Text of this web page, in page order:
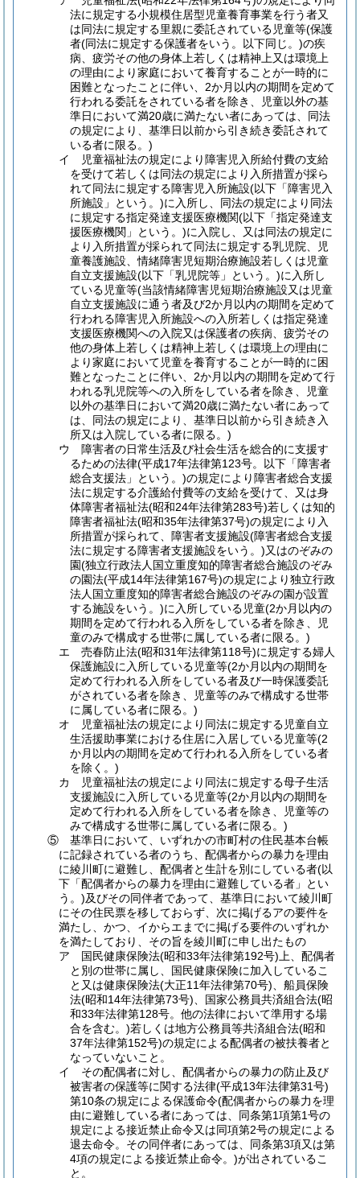
法に規定する小規模住居型児童養育事業を行う者又
は同法に規定する里親に委託されている児童等(保護
者(同法に規定する保護者をいう。以下同じ。)の疾
病、疲労その他の身体上若しくは精神上又は環境上
の理由により家庭において養育することが一時的に
困難となったことに伴い、2か月以内の期間を定めて
行われる委託をされている者を除き、児童以外の基
準日において満20歳に満たない者にあっては、同法
の規定により、基準日以前から引き続き委託されて
いる者に限る。)
イ 児童福祉法の規定により障害児入所給付費の支給
を受けて若しくは同法の規定により入所措置が採ら
れて同法に規定する障害児入所施設(以下「障害児入
所施設」という。)に入所し、同法の規定により同法
に規定する指定発達支援医療機関(以下「指定発達支
援医療機関」という。)に入院し、又は同法の規定に
より入所措置が採られて同法に規定する乳児院、児
童養護施設、情緒障害児短期治療施設若しくは児童
自立支援施設(以下「乳児院等」という。)に入所し
ている児童等(当該情緒障害児短期治療施設又は児童
自立支援施設に通う者及び2か月以内の期間を定めて
行われる障害児入所施設への入所若しくは指定発達
支援医療機関への入院又は保護者の疾病、疲労その
他の身体上若しくは精神上若しくは環境上の理由に
より家庭において児童を養育することが一時的に困
難となったことに伴い、2か月以内の期間を定めて行
われる乳児院等への入所をしている者を除き、児童
以外の基準日において満20歳に満たない者にあって
は、同法の規定により、基準日以前から引き続き入
所又は入院している者に限る。)
ウ 障害者の日常生活及び社会生活を総合的に支援す
るための法律(平成17年法律第123号。以下「障害者
総合支援法」という。)の規定により障害者総合支援
法に規定する介護給付費等の支給を受けて、又は身
体障害者福祉法(昭和24年法律第283号)若しくは知的
障害者福祉法(昭和35年法律第37号)の規定により入
所措置が採られて、障害者支援施設(障害者総合支援
法に規定する障害者支援施設をいう。)又はのぞみの
園(独立行政法人国立重度知的障害者総合施設のぞみ
の園法(平成14年法律第167号)の規定により独立行政
法人国立重度知的障害者総合施設のぞみの園が設置
する施設をいう。)に入所している児童(2か月以内の
期間を定めて行われる入所をしている者を除き、児
童のみで構成する世帯に属している者に限る。)
エ 売春防止法(昭和31年法律第118号)に規定する婦人
保護施設に入所している児童等(2か月以内の期間を
定めて行われる入所をしている者及び一時保護委託
がされている者を除き、児童等のみで構成する世帯
に属している者に限る。)
オ 児童福祉法の規定により同法に規定する児童自立
生活援助事業における住居に入居している児童等(2
か月以内の期間を定めて行われる入所をしている者
を除く。)
カ 児童福祉法の規定により同法に規定する母子生活
支援施設に入所している児童等(2か月以内の期間を
定めて行われる入所をしている者を除き、児童等の
みで構成する世帯に属している者に限る。)
⑤ 基準日において、いずれかの市町村の住民基本台帳
に記録されている者のうち、配偶者からの暴力を理由
に綾川町に避難し、配偶者と生計を別にしている者(以
下「配偶者からの暴力を理由に避難している者」とい
う。)及びその同伴者であって、基準日において綾川町
にその住民票を移しておらず、次に掲げるアの要件を
満たし、かつ、イからエまでに掲げる要件のいずれか
を満たしており、その旨を綾川町に申し出たもの
ア 国民健康保険法(昭和33年法律第192号)上、配偶者
と別の世帯に属し、国民健康保険に加入しているこ
と又は健康保険法(大正11年法律第70号)、船員保険
法(昭和14年法律第73号)、国家公務員共済組合法(昭
和33年法律第128号。他の法律において準用する場
合を含む。)若しくは地方公務員等共済組合法(昭和
37年法律第152号)の規定による配偶者の被扶養者と
なっていないこと。
イ その配偶者に対し、配偶者からの暴力の防止及び
被害者の保護等に関する法律(平成13年法律第31号)
第10条の規定による保護命令(配偶者からの暴力を理
由に避難している者にあっては、同条第1項第1号の
規定による接近禁止命令又は同項第2号の規定による
退去命令。その同伴者にあっては、同条第3項又は第
4項の規定による接近禁止命令。)が出されているこ
と。